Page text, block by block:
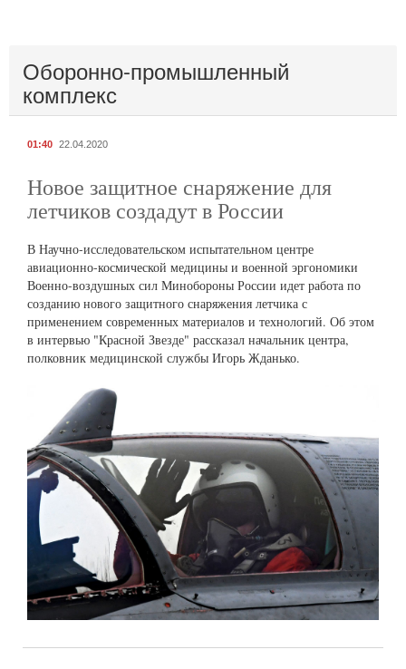
Оборонно-промышленный
комплекс
01:40 22.04.2020
Новое защитное снаряжение для
летчиков создадут в России
В Научно-исследовательском испытательном центре
авиационно-космической медицины и военной эргономики
Военно-воздушных сил Минобороны России идет работа по
созданию нового защитного снаряжения летчика с
применением современных материалов и технологий. Об этом
в интервью "Красной Звезде" рассказал начальник центра,
полковник медицинской службы Игорь Жданько.